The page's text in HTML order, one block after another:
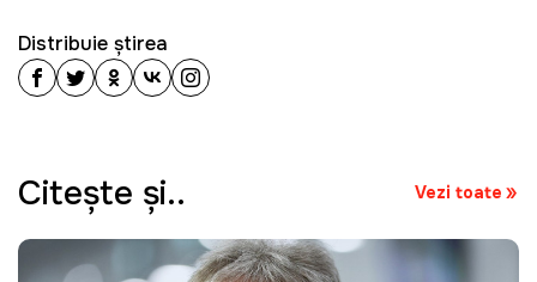
Distribuie știrea
Citeşte şi.. Vezi toate